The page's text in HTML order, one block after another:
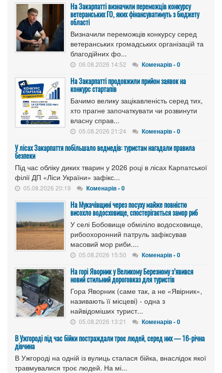
На Закарпатті визначили переможців конкурсу
ветеранських ГО, яких фінансуватимуть з бюджету
області
Визначили переможців конкурсу серед
ветеранських громадських організацій та
благодійних фо...
06.08.2026 14:52 Коменарів - 0
На Закарпатті продовжили прийом заявок на
конкурс стартапів
Бачимо велику зацікавленість серед тих,
хто прагне започаткувати чи розвинути
власну справ...
05.08.2026 21:24 Коменарів - 0
У лісах Закарпаття побільшало ведмедів: туристам нагадали правила
безпеки
Під час обліку диких тварин у 2026 році в лісах Карпатської
філії ДП «Ліси України» зафікс...
05.08.2026 20:19 Коменарів - 0
На Мукачівщині через посуху майже повністю
висохло водосховище, спостерігається замор риб
У селі Бобовище обміліло водосховище,
рибоохоронний патруль зафіксував
масовий мор риби....
05.08.2026 15:50 Коменарів - 0
На горі Яворник у Великому Березному з’явився
новий стильний дороговказ для туристів
Гора Яворник (саме так, а не «Явірник»,
називають її місцеві) - одна з
найвідоміших турист...
05.08.2026 13:21 Коменарів - 0
В Ужгороді під час бійки постраждали троє людей, серед них — 16-річна
дівчина
В Ужгороді на одній із вулиць сталася бійка, внаслідок якої
травмувалися троє людей. На мі...